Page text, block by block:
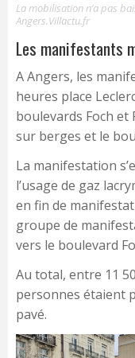
La mobilisation n’a pas
Angers.Villactu.fr
Les manifestants
A Angers, les
heures place
boulevards Foch et
sur berges et le
La manifestation
l’usage de gaz
en fin de
groupe de
vers le boulevard
Au total, entre 11
personnes étaient
pavé.